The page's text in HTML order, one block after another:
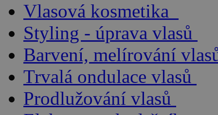
Vlasová kosmetika
Styling - úprava vlasů
Barvení, melírování
Trvalá ondulace vlasů
Prodlužování vlasů